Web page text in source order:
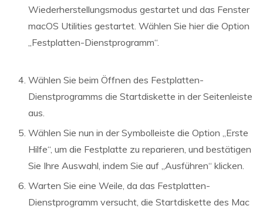
Wiederherstellungsmodus gestartet und das Fenster
macOS Utilities gestartet. Wählen Sie hier die Option
„Festplatten-Dienstprogramm“.
Wählen Sie beim Öffnen des Festplatten-
Dienstprogramms die Startdiskette in der Seitenleiste
aus.
Wählen Sie nun in der Symbolleiste die Option „Erste
Hilfe“, um die Festplatte zu reparieren, und bestätigen
Sie Ihre Auswahl, indem Sie auf „Ausführen“ klicken.
Warten Sie eine Weile, da das Festplatten-
Dienstprogramm versucht, die Startdiskette des Mac